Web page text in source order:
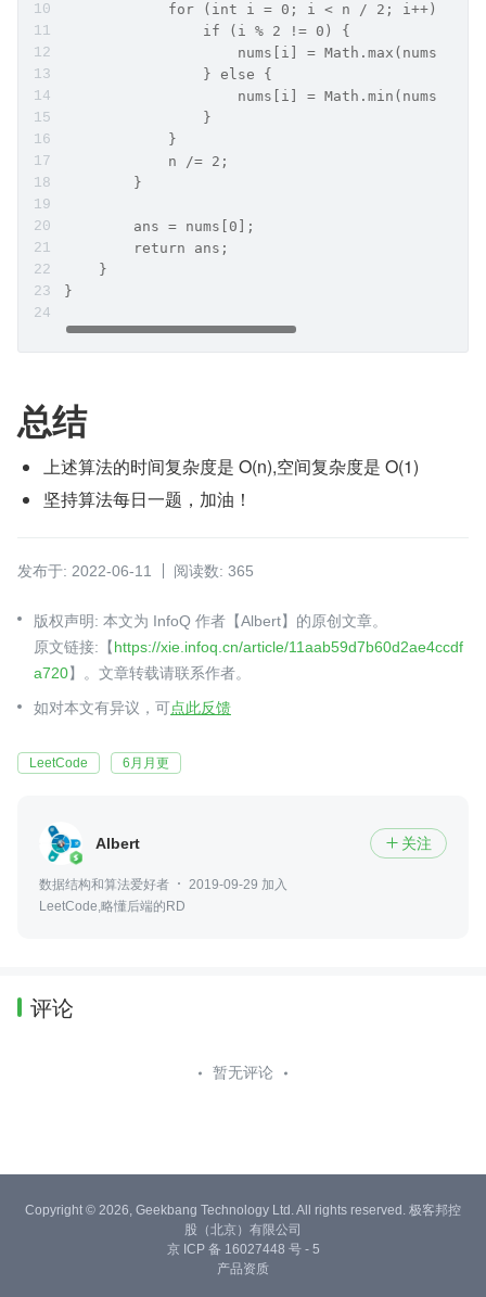
            for (int i = 0; i < n / 2; i++) {
                if (i % 2 != 0) {
nums[i] = Math.max(nums[2 *
                } else {
nums[i] = Math.min(nums[2 *
                }
            }
            n /= 2;
        }
        ans = nums[0];
        return ans;
    }
}
总结
上述算法的时间复杂度是 O(n),空间复杂度是 O(1)
坚持算法每日一题，加油！
发布于: 2022-06-11 阅读数: 365
版权声明: 本文为 InfoQ 作者【Albert】的原创文章。
原文链接:【https://xie.infoq.cn/article/11aab59d7b60d2ae4ccdf
a720】。文章转载请联系作者。
如对本文有异议，可点此反馈
LeetCode 6月月更
Albert  关注
数据结构和算法爱好者
2019-09-29 加入
LeetCode,略懂后端的RD
评论
暂无评论
Copyright © 2026, Geekbang Technology Ltd. All rights reserved. 极客邦控
股（北京）有限公司
京 ICP 备 16027448 号 - 5
产品资质